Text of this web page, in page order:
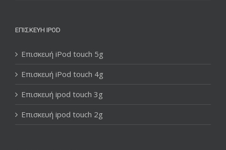
ΕΠΙΣΚΕΥΉ IPOD
Επισκευή iPod touch 5g
Επισκευή iPod touch 4g
Επισκευή ipod touch 3g
Επισκευή ipod touch 2g